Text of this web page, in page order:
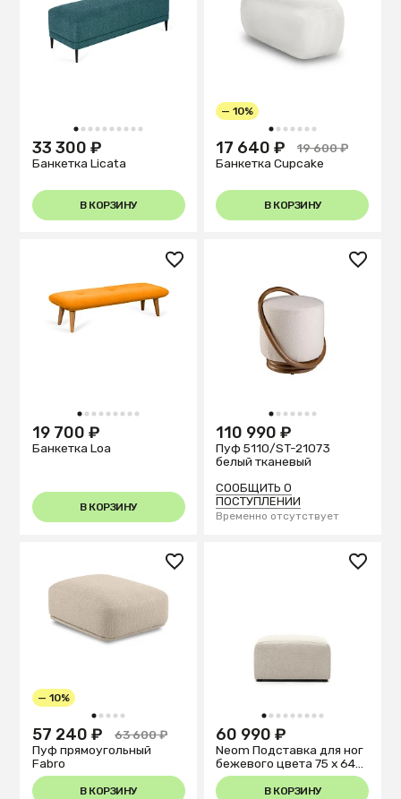
1 2 3 4 5 6 7 8 9 10
33 300 ₽
Банкетка Licata
В КОРЗИНУ
1 2 3 4 5 6 7
— 10%
17 640 ₽
19 600 ₽
Банкетка Cupcake
В КОРЗИНУ
1 2 3 4 5 6 7 8 9
19 700 ₽
Банкетка Loa
В КОРЗИНУ
1 2 3 4 5 6 7
110 990 ₽
Пуф 5110/ST-21073
белый тканевый
СООБЩИТЬ О
ПОСТУПЛЕНИИ
Временно отсутствует
1 2 3 4 5
— 10%
57 240 ₽
63 600 ₽
Пуф прямоугольный
Fabro
В КОРЗИНУ
1 2 3 4 5 6 7 8 9
60 990 ₽
Neom Подставка для ног
бежевого цвета 75 x 64
см
В КОРЗИНУ